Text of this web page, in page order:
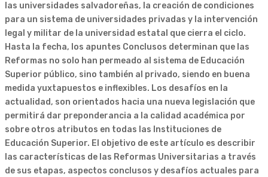
las universidades salvadoreñas, la creación de condiciones
para un sistema de universidades privadas y la intervención
legal y militar de la universidad estatal que cierra el ciclo.
Hasta la fecha, los apuntes Conclusos determinan que las
Reformas no solo han permeado al sistema de Educación
Superior público, sino también al privado, siendo en buena
medida yuxtapuestos e inflexibles. Los desafíos en la
actualidad, son orientados hacia una nueva legislación que
permitirá dar preponderancia a la calidad académica por
sobre otros atributos en todas las Instituciones de
Educación Superior. El objetivo de este artículo es describir
las características de las Reformas Universitarias a través
de sus etapas, aspectos conclusos y desafíos actuales para